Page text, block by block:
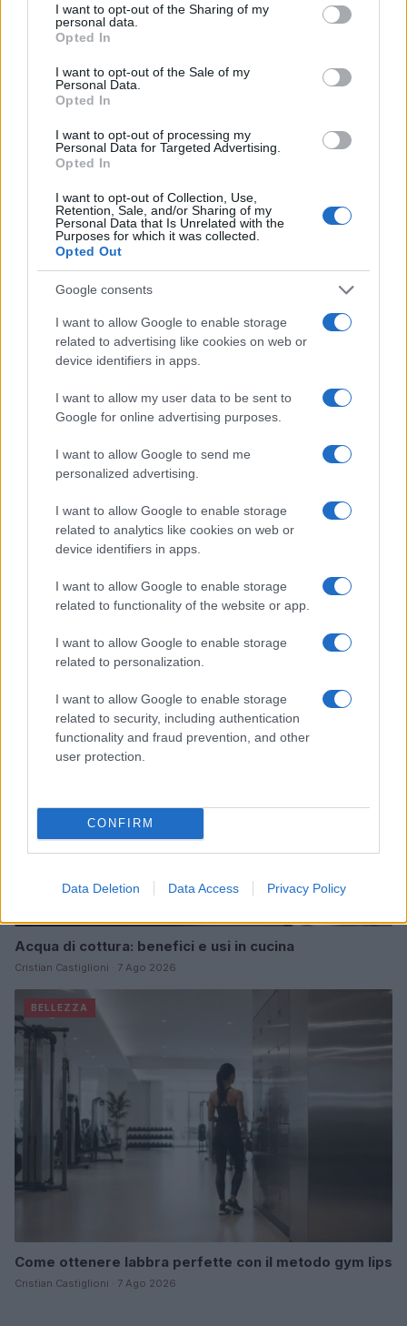
not limited to your visit or usage behaviour. You may click to
grant or deny consent to Google and its third-party tags to
use your data for below specified purposes in below Google
consent section.
I want to opt-out of the Sharing of my
personal data.
Opted In
I want to opt-out of the Sale of my
Personal Data.
Opted In
I want to opt-out of processing my
Personal Data for Targeted Advertising.
Opted In
I want to opt-out of Collection, Use,
Retention, Sale, and/or Sharing of my
Personal Data that Is Unrelated with the
Purposes for which it was collected.
Opted Out
Google consents
I want to allow Google to enable storage
related to advertising like cookies on web or
device identifiers in apps.
I want to allow my user data to be sent to
Google for online advertising purposes.
I want to allow Google to send me
personalized advertising.
I want to allow Google to enable storage
related to analytics like cookies on web or
device identifiers in apps.
I want to allow Google to enable storage
related to functionality of the website or app.
I want to allow Google to enable storage
related to personalization.
I want to allow Google to enable storage
related to security, including authentication
functionality and fraud prevention, and other
user protection.
CONFIRM
Data Deletion Data Access Privacy Policy
Continua a leggere
LIFESTYLE
Magna Pars Milano: un’esperienza olfattiva unica in un
Matteo Pellegrino · 7 Ago 2026
ALIMENTAZIONE
Acqua di cottura: benefici e usi in cucina
Cristian Castiglioni · 7 Ago 2026
BELLEZZA
Come ottenere labbra perfette con il metodo gym lips
Cristian Castiglioni · 7 Ago 2026